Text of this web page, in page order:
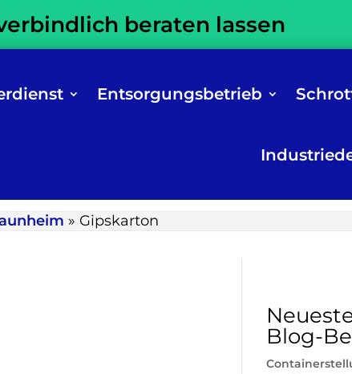
beraten lassen
Entsorgungsbetrieb
» Gipskarton
Blog-